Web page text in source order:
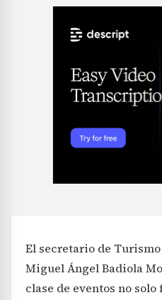
El secretario de
Miguel Ángel Badiola
clase de eventos no